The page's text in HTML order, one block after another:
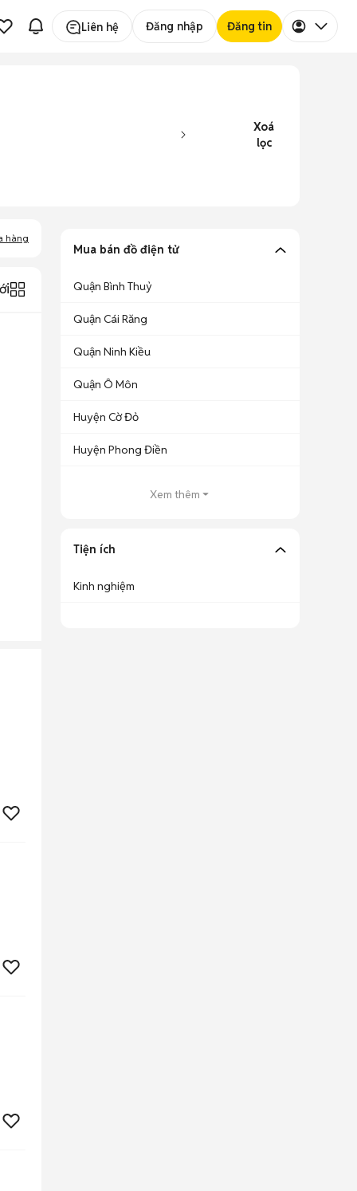
Liên hệ Đăng nhập Đăng tin
Xoá
lọc
hàng
Mua bán đồ điện tử
Quận Bình Thuỷ
Quận Cái Răng
Quận Ninh Kiều
Quận Ô Môn
Huyện Cờ Đỏ
Huyện Phong Điền
Xem thêm
Tiện ích
Kinh nghiệm